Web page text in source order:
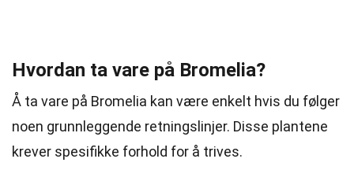
Hvordan ta vare på Bromelia?
Å ta vare på Bromelia kan være enkelt hvis du følger
noen grunnleggende retningslinjer. Disse plantene
krever spesifikke forhold for å trives.